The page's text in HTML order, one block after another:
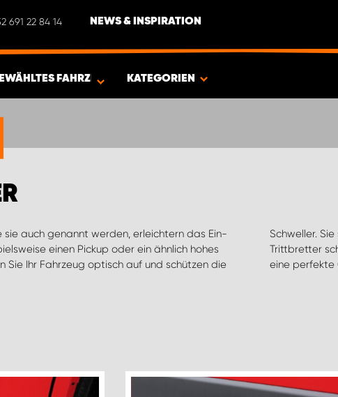
691 22 84 14 NEWS & INSPIRATION
FAHRZEUG KATEGORIEN
auch genannt werden, erleichtern das Ein-
einen Pickup oder ein ähnlich hohes
Sie Ihr Fahrzeug optisch auf und schützen die
in verschiedenen Größen erhältlich.
Maß vor Stößen, sind rostfrei und für
eine perfekte